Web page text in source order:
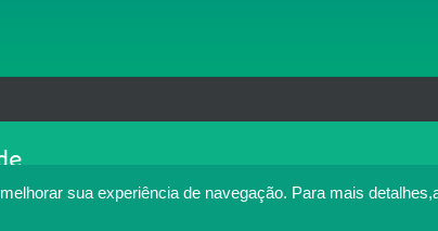
sua experiência de navegação. Para mais
Brasília/DF - CEP: 70200-760 - CNPJ: 33.583.550/0001-30
reservados.
sua experiência de navegação no portal. Ao
sobre como isso é feito, acesse
.